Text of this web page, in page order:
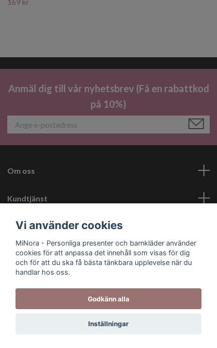
Anmäl dig till vår nyhetsbrev (Få en rabattkod
på 10%)
Om oss
Kundtjänst
Läs mer
Sociala medier
© 2026 MiNora - Personliga presenter
Vi använder cookies
MiNora - Personliga presenter och barnkläder använder
cookies för att anpassa det innehåll som visas för dig
och för att du ska få bästa tänkbara upplevelse när du
handlar hos oss.
Godkänn alla
Inställningar